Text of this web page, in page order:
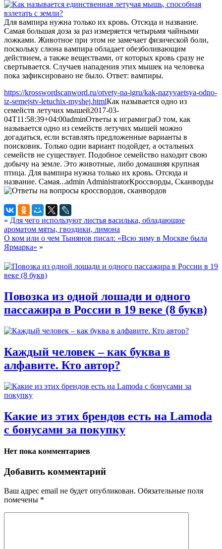
Для вампира нужна только их кровь. Отсюда и название.
Самая большая доза за раз измеряется четырьмя чайными
ложками. Животное при этом не замечает физической боли,
поскольку слюна вампира обладает обезболивающим
действием, а также веществами, от которых кровь сразу не
свертывается. Случаев нападения этих мышек на человека
пока зафиксировано не было. Ответ: вампиры.
https://krosswordscanword.ru/otvety-na-igru/kak-nazyvaetsya-odno-
iz-semejstv-letuchix-myshej.htmlКак называется одно из
семейств летучих мышей2017-03-
04T11:58:39+04:00adminОтветы к играмиграО том, как
называется одно из семейств летучих мышей можно
догадаться, если вставлять предложенные варианты в
поисковик. Только один вариант подойдет, а остальных
семейств не существует. Подобное семейство находит свою
добычу на земле. Это животные, либо домашняя крупная
птица. Для вампира нужна только их кровь. Отсюда и
название. Самая...admin AdministratorКроссворды, Сканворды
« Для чего используют листья василька, обладающие
ароматом мяты, гвоздики, лимона
О ком или о чем Тынянов писал: «Всю зиму в Москве была
Ярмарка» »
Повозка из одной лошади и одного
пассажира в России в 19 веке (8 букв)
Каждый человек – как буква в
алфавите. Кто автор?
Какие из этих брендов есть на Lamoda
с бонусами за покупку
Нет пока комментариев
Добавить комментарий
Ваш адрес email не будет опубликован. Обязательные поля
помечены *